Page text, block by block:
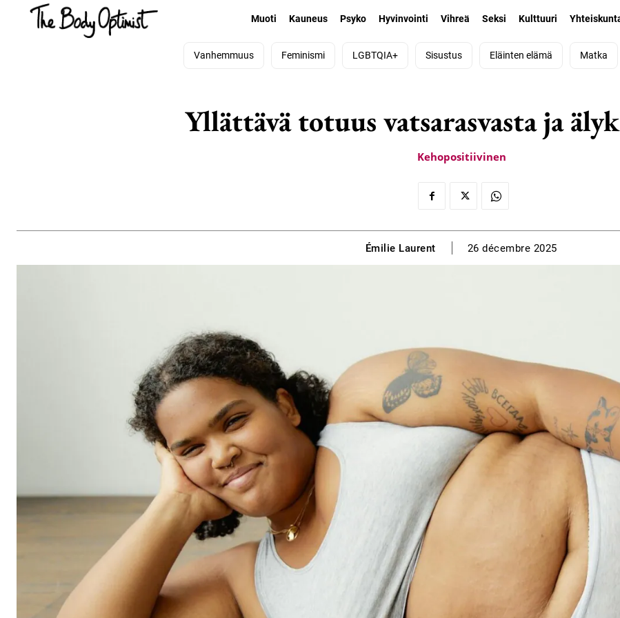
Muoti Kauneus Psyko Hyvinvointi Vihreä Seksi Kulttuuri
Vanhemmuus Feminismi LGBTQIA+ Sisustus Eläinten elämä Matka
Yllättävä totuus vatsarasvasta ja
Kehopositiivinen
Émilie Laurent 26 décembre 2025